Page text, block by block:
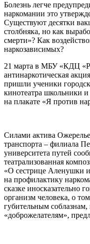
Болезнь легче
наркомании это
Существуют десятки
столбняка, но как
смерти»? Как
наркозависимых?
21 марта в МБУ «КДЦ
антинаркотическая
пришли ученики
кинотеатра школьники
на плакате «Я против
Силами актива
транспорта – филиала
университета путей
театрализованная
«О сестрице Аленушки
на профилактику
сказке иносказательно
организм человека, о
губительным соблазнам,
«доброжелателям»,